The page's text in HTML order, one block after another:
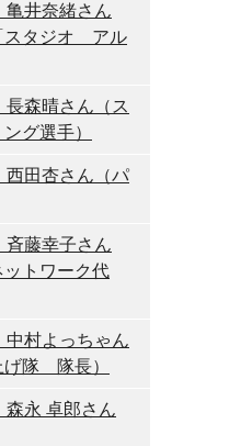
井奈緒さん
スタジオ アル
森晴さん（ス
グ選手）
田杏さん（パ
藤幸子さん
ットワーク代
村よっちゃん
げ隊 隊長）
永 卓郎さん